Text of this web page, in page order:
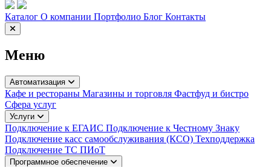
Каталог О компании Портфолио Блог Контакты
Меню
Автоматизация
Кафе и рестораны Магазины и торговля Фастфуд и бистро
Сфера услуг
Услуги
Подключение к ЕГАИС Подключение к Честному Знаку
Подключение касс самообслуживания (КСО) Техподдержка
Подключение ТС ПИоТ
Программное обеспечение